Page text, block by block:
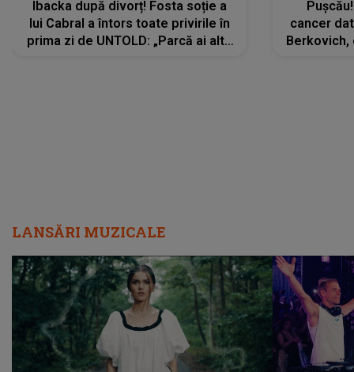
Ibacka după divorț! Fosta soție a
lui Cabral a întors toate privirile în
prima zi de UNTOLD: „Parcă ai altă
cancer
LANSĂRI MUZICALE